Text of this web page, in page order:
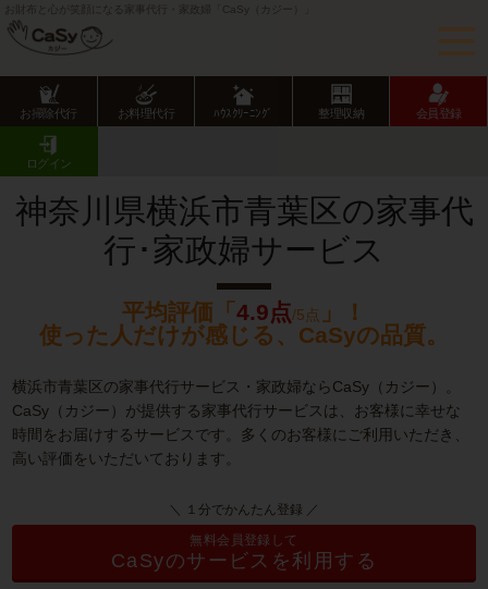
お財布と心が笑顔になる家事代行・家政婦「CaSy（カジー）」
お掃除代行 お料理代行 ﾊｳｽｸﾘｰﾆﾝｸﾞ 整理収納 会員登録
ログイン
CaSy TOP
青葉区の家事代行･家政婦サービス
神奈川県横浜市青葉区の家事代
行･家政婦サービス
平均評価「 4.9点/5点
」！
使った人だけが感じる、CaSyの品質。
横浜市青葉区の家事代行サービス・家政婦ならCaSy（カジー）。
CaSy（カジー）が提供する家事代行サービスは、お客様に幸せな
時間をお届けするサービスです。多くのお客様にご利用いただき、
高い評価をいただいております。
＼ １分でかんたん登録 ／
無料会員登録して
CaSyのサービスを利用する